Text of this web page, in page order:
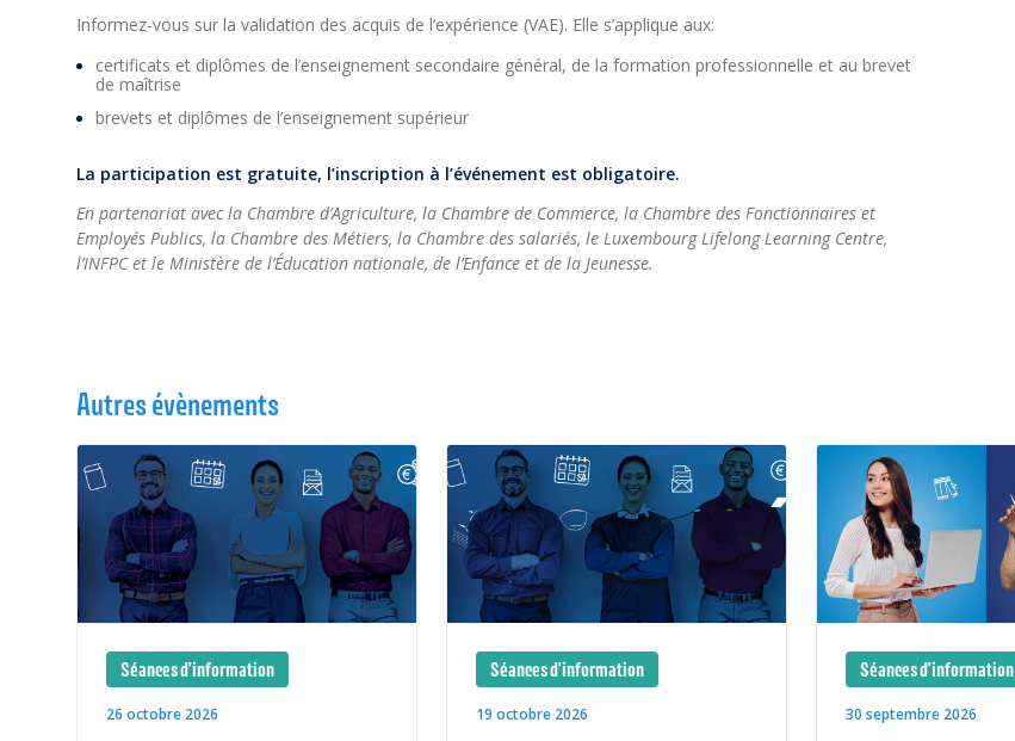
Informez-vous sur la validation des acquis de l’expérience (VAE). Elle s’applique aux:
certificats et diplômes de l’enseignement secondaire général, de la formation professionnelle et au brevet
de maîtrise
brevets et diplômes de l’enseignement supérieur
La participation est gratuite, l’inscription à l’événement est obligatoire.
En partenariat avec la Chambre d’Agriculture, la Chambre de Commerce, la Chambre des Fonctionnaires et
Employés Publics, la Chambre des Métiers, la Chambre des salariés, le Luxembourg Lifelong Learning Centre,
l’INFPC et le Ministère de l’Éducation nationale, de l’Enfance et de la Jeunesse.
Autres évènements
Séances d'information
26 octobre 2026
Séances d'information
19 octobre 2026
Séances d'information
30 septembre 2026